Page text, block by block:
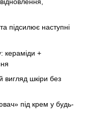
підсилює наступні
кераміди +
вигляд шкіри без
під крем у будь-